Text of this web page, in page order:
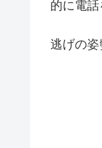
的に電話
逃げの姿